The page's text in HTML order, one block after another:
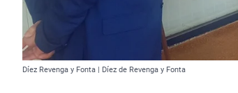
Díez Revenga y Fonta | Díez de Revenga y Fonta